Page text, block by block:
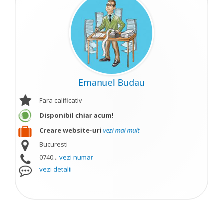
Emanuel Budau
Fara calificativ
Disponibil chiar acum!
Creare website-uri vezi mai mult
Bucuresti
0740... vezi numar
vezi detalii